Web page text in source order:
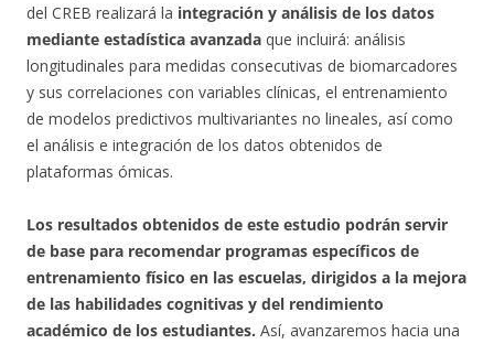
del CREB realizará la integración y análisis de los datos
mediante estadística avanzada que incluirá: análisis
longitudinales para medidas consecutivas de biomarcadores
y sus correlaciones con variables clínicas, el entrenamiento
de modelos predictivos multivariantes no lineales, así como
el análisis e integración de los datos obtenidos de
plataformas ómicas.
Los resultados obtenidos de este estudio podrán servir
de base para recomendar programas específicos de
entrenamiento físico en las escuelas, dirigidos a la mejora
de las habilidades cognitivas y del rendimiento
académico de los estudiantes. Así, avanzaremos hacia una